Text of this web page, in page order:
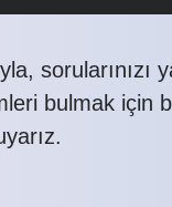
sorularınızı
bulmak için